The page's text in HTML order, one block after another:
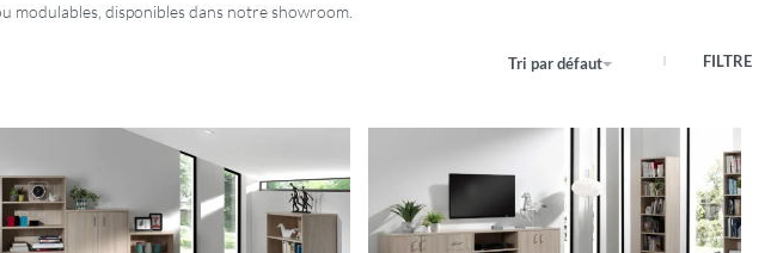
modulables, disponibles dans notre showroom.
Tri par défaut FILTRE